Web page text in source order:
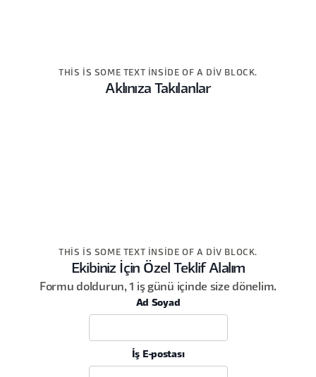
THIS IS SOME TEXT INSIDE OF A DIV BLOCK.
Aklınıza Takılanlar
THIS IS SOME TEXT INSIDE OF A DIV BLOCK.
Ekibiniz İçin Özel Teklif Alalım
Formu doldurun, 1 iş günü içinde size dönelim.
Ad Soyad
İş E-postası